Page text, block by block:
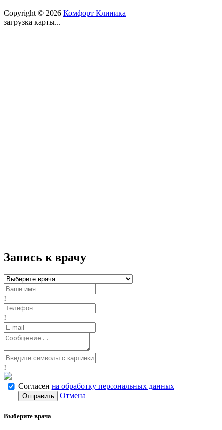
Copyright © 2026 Комфорт Клиника
загрузка карты...
Запись к врачу
!
!
!
Согласен на обработку персональных данных
Отправить Отмена
Выберите врача